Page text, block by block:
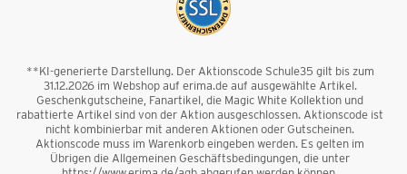
**KI-generierte Darstellung. Der Aktionscode Schule35 gilt bis zum
31.12.2026 im Webshop auf erima.de auf ausgewählte Artikel.
Geschenkgutscheine, Fanartikel, die Magic White Kollektion und
rabattierte Artikel sind von der Aktion ausgeschlossen. Aktionscode ist
nicht kombinierbar mit anderen Aktionen oder Gutscheinen.
Aktionscode muss im Warenkorb eingeben werden. Es gelten im
Übrigen die Allgemeinen Geschäftsbedingungen, die unter